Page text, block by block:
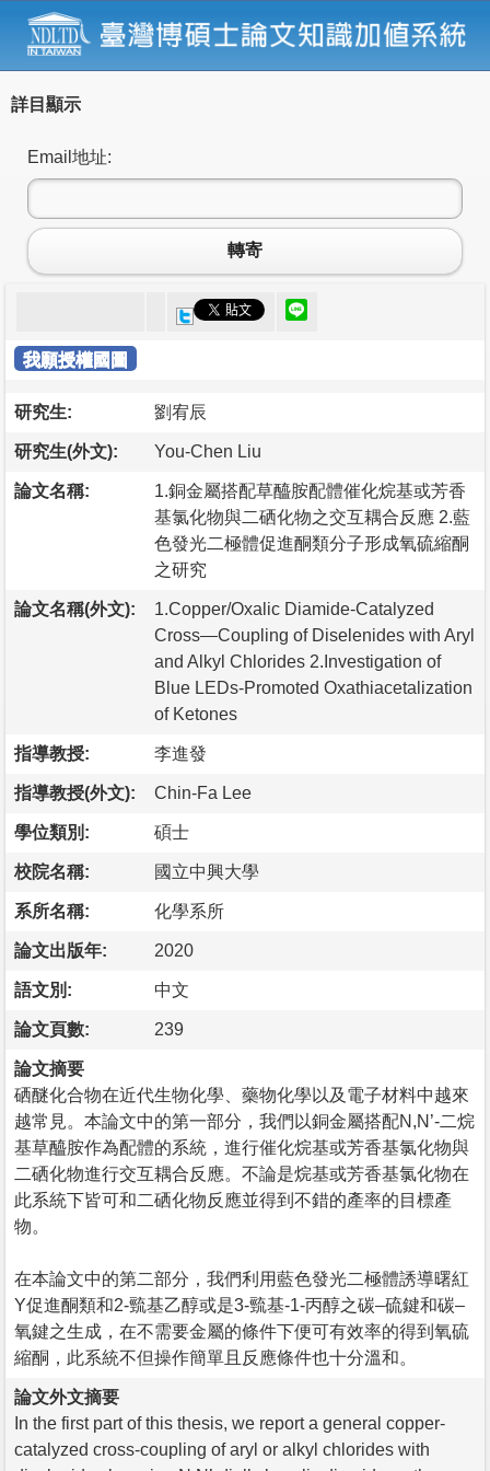
詳目顯示
Email地址:
轉寄
我願授權國圖
研究生: 劉宥辰
研究生(外文): You-Chen Liu
論文名稱:
1.銅金屬搭配草醯胺配體催化烷基或芳香
基氯化物與二硒化物之交互耦合反應 2.藍
色發光二極體促進酮類分子形成氧硫縮酮
之研究
論文名稱(外文):
1.Copper/Oxalic Diamide-Catalyzed
Cross—Coupling of Diselenides with Aryl
and Alkyl Chlorides 2.Investigation of
Blue LEDs-Promoted Oxathiacetalization
of Ketones
指導教授: 李進發
指導教授(外文): Chin-Fa Lee
學位類別: 碩士
校院名稱: 國立中興大學
系所名稱: 化學系所
論文出版年: 2020
語文別: 中文
論文頁數: 239
論文摘要
硒醚化合物在近代生物化學、藥物化學以及電子材料中越來
越常見。本論文中的第一部分，我們以銅金屬搭配N,N’-二烷
基草醯胺作為配體的系統，進行催化烷基或芳香基氯化物與
二硒化物進行交互耦合反應。不論是烷基或芳香基氯化物在
此系統下皆可和二硒化物反應並得到不錯的產率的目標產
物。
在本論文中的第二部分，我們利用藍色發光二極體誘導曙紅
Y促進酮類和2-巰基乙醇或是3-巰基-1-丙醇之碳–硫鍵和碳–
氧鍵之生成，在不需要金屬的條件下便可有效率的得到氧硫
縮酮，此系統不但操作簡單且反應條件也十分溫和。
論文外文摘要
In the first part of this thesis, we report a general copper-
catalyzed cross-coupling of aryl or alkyl chlorides with